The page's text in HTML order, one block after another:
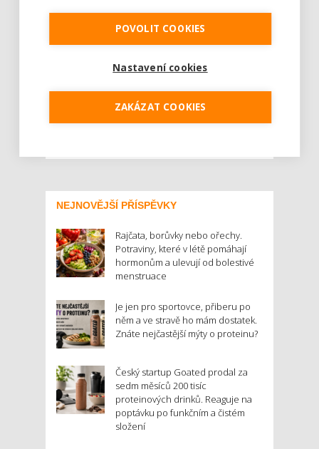
meziročně se tak zvýšil o 15 procent. Při
který v roce 2017 činil při desetiprocentním
Družstvo CBA poprvé v historii celkový obrat
NEJNOVĚJŠÍ PŘÍSPĚVKY
Rajčata, borůvky nebo ořechy.
Potraviny, které v létě pomáhají
hormonům a ulevují od bolestivé
menstruace
Je jen pro sportovce, přiberu po
něm a ve stravě ho mám dostatek.
Znáte nejčastější mýty o proteinu?
Český startup Goated prodal za
sedm měsíců 200 tisíc
proteinových drinků. Reaguje na
poptávku po funkčním a čistém
složení
POVOLIT COOKIES
Nastavení cookies
ZAKÁZAT COOKIES